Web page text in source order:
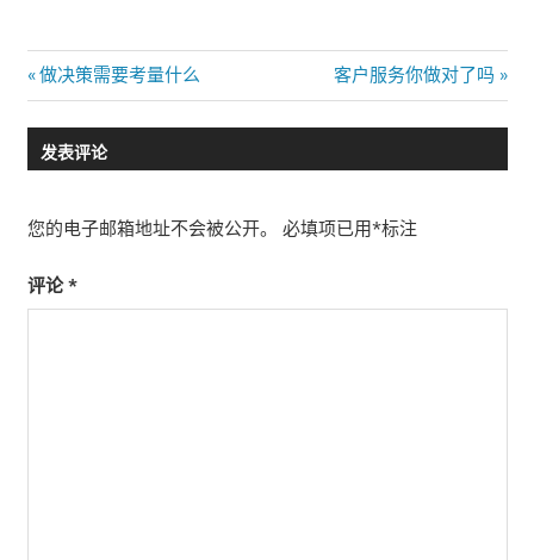
文
章
导
航
Previous
Post:
做决策需要考量什么
Next
Post:
客户服务你做对了吗
发表评论
您的电子邮箱地址不会被公开。 必填项已用*标注
评论*